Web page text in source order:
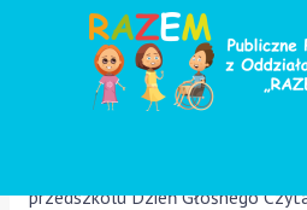
Dzień Głośnego
przedszkolu Dzień Głośnego